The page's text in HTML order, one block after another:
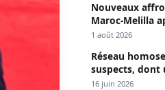
Nouveaux
Maroc-Melilla
passage
1 août 2026
Réseau
suspects, dont
Keur Massar ;
16 juin 2026